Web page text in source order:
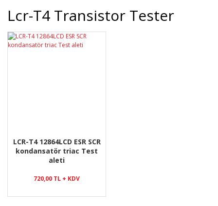
Lcr-T4 Transistor Tester
LCR-T4 12864LCD ESR SCR
kondansatör triac Test
aleti
720,00 TL + KDV